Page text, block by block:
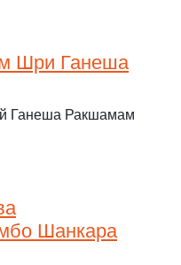
Шри Ганеша
Ганеша Ракшамам
Шанкара